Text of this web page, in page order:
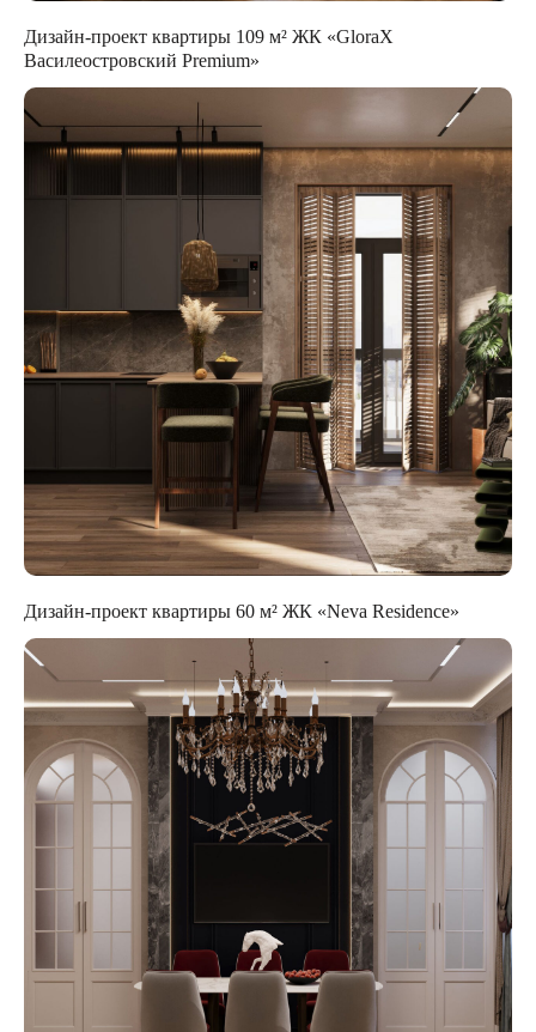
Дизайн-проект квартиры 109 м² ЖК «GloraX
Василеостровский Premium»
Дизайн-проект квартиры 60 м² ЖК «Neva Residence»